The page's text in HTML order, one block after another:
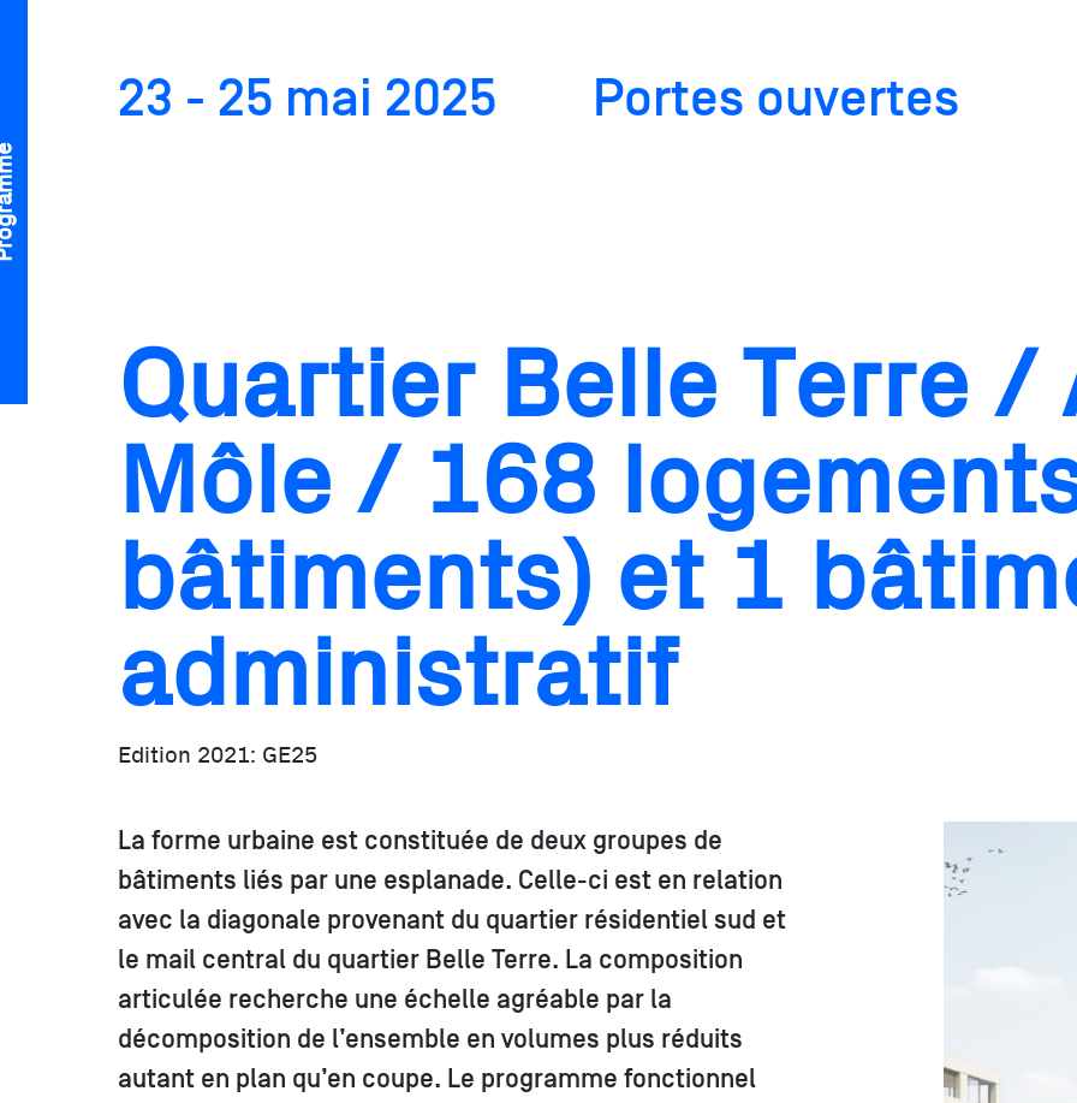
23 - 25 mai 2025 Portes ouvertes
Quartier Belle Terre /
Môle / 168
bâtiments) et 1
administratif
Edition 2021: GE25
La forme urbaine est constituée de deux groupes de
bâtiments liés par une esplanade. Celle-ci est en relation
avec la diagonale provenant du quartier résidentiel sud et
le mail central du quartier Belle Terre. La composition
articulée recherche une échelle agréable par la
décomposition de l’ensemble en volumes plus réduits
autant en plan qu’en coupe. Le programme fonctionnel